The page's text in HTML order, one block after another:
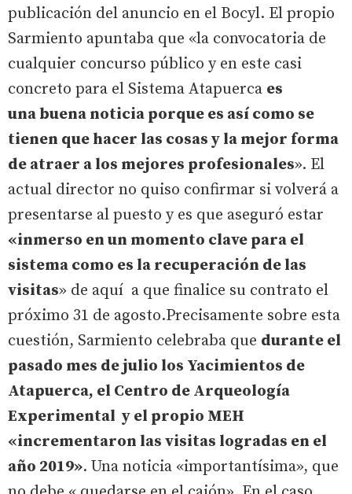
publicación del anuncio en el Bocyl. El propio
Sarmiento apuntaba que «la convocatoria de
cualquier concurso público y en este casi
concreto para el Sistema Atapuerca es
una buena noticia porque es así como se
tienen que hacer las cosas y la mejor forma
de atraer a los mejores profesionales». El
actual director no quiso confirmar si volverá a
presentarse al puesto y es que aseguró estar
«inmerso en un momento clave para el
sistema como es la recuperación de las
visitas» de aquí a que finalice su contrato el
próximo 31 de agosto.Precisamente sobre esta
cuestión, Sarmiento celebraba que durante el
pasado mes de julio los Yacimientos de
Atapuerca, el Centro de Arqueología
Experimental y el propio MEH
«incrementaron las visitas logradas en el
año 2019». Una noticia «importantísima», que